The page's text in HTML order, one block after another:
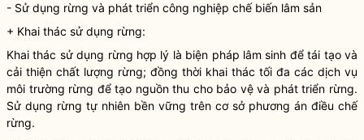
- Sử dụng rừng và phát triển công nghiệp chế biến lâm sản
+ Khai thác sử dụng rừng:
Khai thác sử dụng rừng hợp lý là biện pháp lâm sinh để tái tạo và
cải thiện chất lượng rừng; đồng thời khai thác tối đa các dịch vụ
môi trường rừng để tạo nguồn thu cho bảo vệ và phát triển rừng.
Sử dụng rừng tự nhiên bền vững trên cơ sở phương án điều chế
rừng.